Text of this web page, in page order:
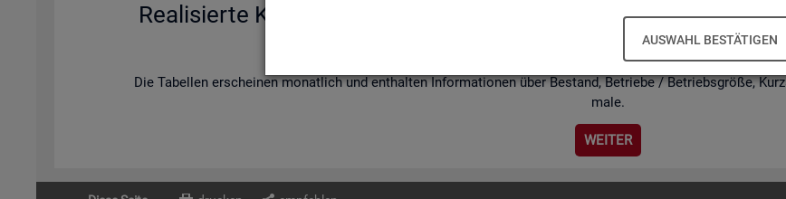
AUSWAHL BESTÄTIGEN
Rea­li­sier­te Kurz­ar­beit (hoch­ge­rech­net) - Deutsch­land,
ren für Ar­beit und Krei­se
Die Ta­bel­len er­schei­nen mo­nat­lich und ent­hal­ten In­for­ma­tio­nen über Be­stand, Be­trie­be / Be­triebs­grö­ße,
ma­le.
WEI­TER